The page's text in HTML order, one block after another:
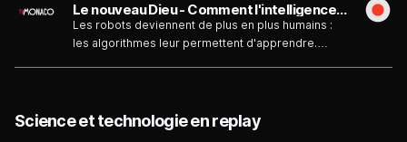
Le nouveau Dieu - Comment l'intelligence artificielle est en train de changer le monde du lundi 24 août
Les robots deviennent de plus en plus humains :
les algorithmes leur permettent d'apprendre.
humains et des machines ? Découvrez les
opportunités et les dangers de l'intelligence
Science et technologie en replay